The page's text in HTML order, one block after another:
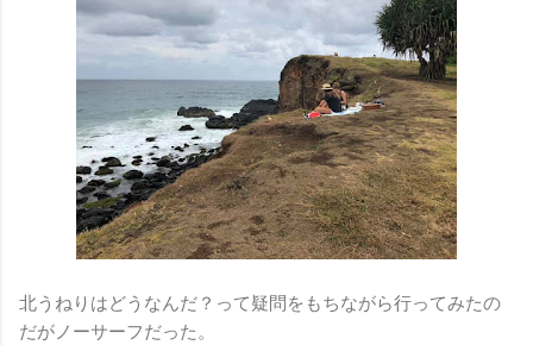
北うねりはどうなんだ？って疑問をもちながら行ってみたの
だがノーサーフだった。